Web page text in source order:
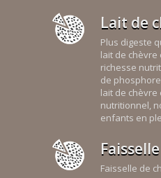
Lait de
Plus digeste
lait de chèvre
richesse
de
lait de chèvre
nutritionnel,
enfants en
Faisselle de